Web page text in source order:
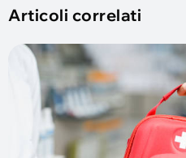
Articoli correlati